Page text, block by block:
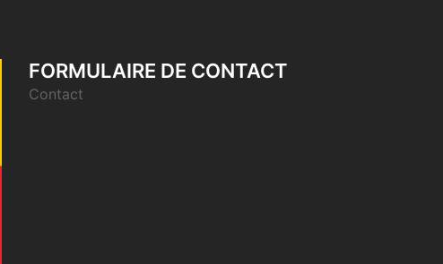
FORMULAIRE DE CONTACT
Contact